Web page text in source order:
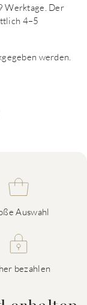
Werktage. Der
4–5
werden.
Auswahl
bezahlen